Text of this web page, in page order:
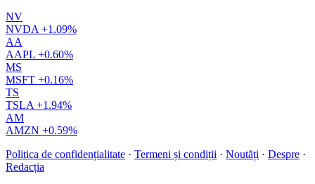
NV
NVDA +1.09%
AA
AAPL +0.60%
MS
MSFT +0.16%
TS
TSLA +1.94%
AM
AMZN +0.59%
Politica de confidențialitate · Termeni și condiții · Noutăți · Despre ·
Redacția